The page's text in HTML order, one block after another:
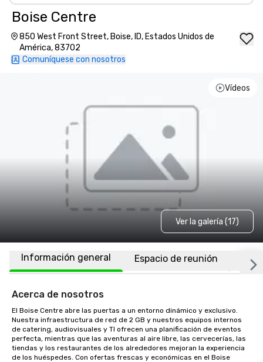
Boise Centre
850 West Front Street, Boise, ID, Estados Unidos de
América, 83702
Comuníquese con nosotros
Vídeos
Ver la galería (17)
Información general Espacio de reunión
Acerca de nosotros
El Boise Centre abre las puertas a un entorno dinámico y exclusivo.
Nuestra infraestructura de red de 2 GB y nuestros equipos internos
de catering, audiovisuales y TI ofrecen una planificación de eventos
perfecta, mientras que las aventuras al aire libre, las cervecerías, las
tiendas y los restaurantes de los alrededores mejoran la experiencia
de los huéspedes. Con ofertas frescas y económicas en el Boise